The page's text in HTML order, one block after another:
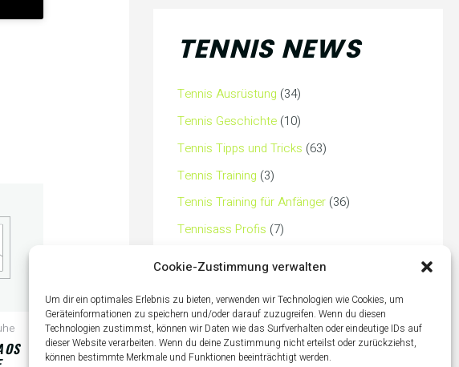
Cookie-Zustimmung verwalten
Um dir ein optimales Erlebnis zu bieten, verwenden wir Technologien wie Cookies, um
Geräteinformationen zu speichern und/oder darauf zuzugreifen. Wenn du diesen
Technologien zustimmst, können wir Daten wie das Surfverhalten oder eindeutige IDs auf
dieser Website verarbeiten. Wenn du deine Zustimmung nicht erteilst oder zurückziehst,
können bestimmte Merkmale und Funktionen beeinträchtigt werden.
TENNIS NEWS
Tennis Ausrüstung (34)
Tennis Geschichte(10)
Tennis Tipps und Tricks (63)
Tennis Training (3)
Tennis Training für Anfänger(36)
Tennisass Profis (7)
Tennisschläger(12)
Tennisschuhe(4)